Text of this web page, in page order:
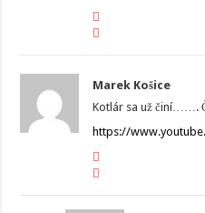
Marek Košice
Kotlár sa už činí…….
https://